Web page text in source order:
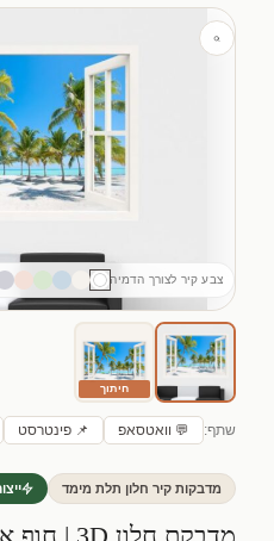
צבע קיר לצורך הדמיה
חיתוך
שתף: 💬 וואטסאפ 📌 פינטרסט
מדבקות קיר חלון תלת מימד